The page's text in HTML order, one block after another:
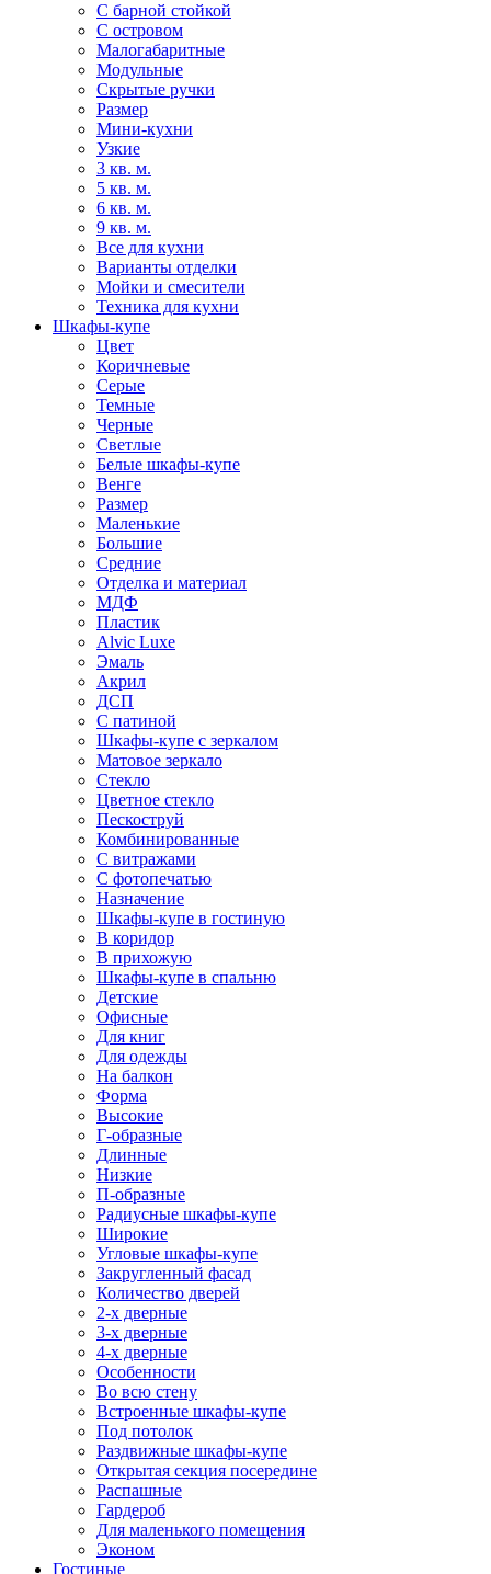
С барной стойкой
С островом
Малогабаритные
Модульные
Скрытые ручки
Размер
Мини-кухни
Узкие
3 кв. м.
5 кв. м.
6 кв. м.
9 кв. м.
Все для кухни
Варианты отделки
Мойки и смесители
Техника для кухни
Шкафы-купе
Цвет
Коричневые
Серые
Темные
Черные
Светлые
Белые шкафы-купе
Венге
Размер
Маленькие
Большие
Средние
Отделка и материал
МДФ
Пластик
Alvic Luxe
Эмаль
Акрил
ДСП
С патиной
Шкафы-купе с зеркалом
Матовое зеркало
Стекло
Цветное стекло
Пескоструй
Комбинированные
С витражами
С фотопечатью
Назначение
Шкафы-купе в гостиную
В коридор
В прихожую
Шкафы-купе в спальню
Детские
Офисные
Для книг
Для одежды
На балкон
Форма
Высокие
Г-образные
Длинные
Низкие
П-образные
Радиусные шкафы-купе
Широкие
Угловые шкафы-купе
Закругленный фасад
Количество дверей
2-х дверные
3-х дверные
4-х дверные
Особенности
Во всю стену
Встроенные шкафы-купе
Под потолок
Раздвижные шкафы-купе
Открытая секция посередине
Распашные
Гардероб
Для маленького помещения
Эконом
Гостиные